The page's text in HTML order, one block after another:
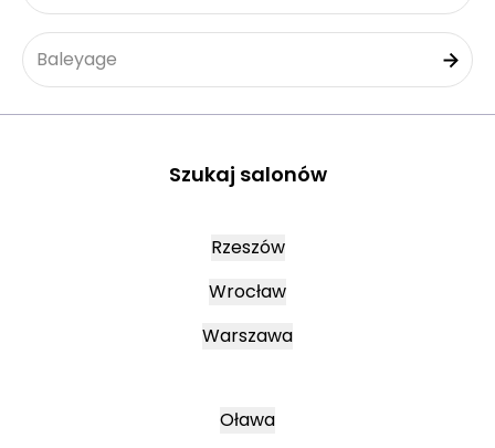
Baleyage
Szukaj salonów
Rzeszów
Wrocław
Warszawa
Oława